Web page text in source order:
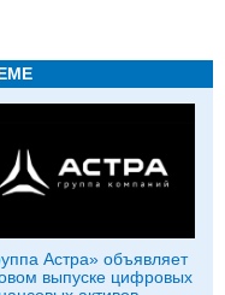
Астра» объявляет
выпуске цифровых